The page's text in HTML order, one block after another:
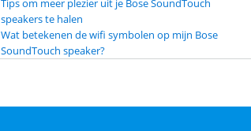
Tips om meer plezier uit je Bose SoundTouch
speakers te halen
Wat betekenen de wifi symbolen op mijn Bose
SoundTouch speaker?